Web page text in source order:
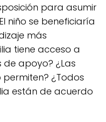
para asumir
niño se beneficiaría
más
tiene acceso a
apoyo? ¿Las
¿Todos
están de acuerdo